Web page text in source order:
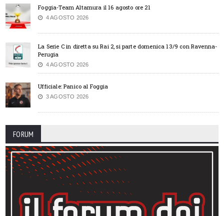
Foggia-Team Altamura il 16 agosto ore 21
4 AGOSTO 2026
La Serie C in diretta su Rai 2, si parte domenica 13/9 con Ravenna-
Perugia
4 AGOSTO 2026
Ufficiale: Panico al Foggia
3 AGOSTO 2026
FORUM